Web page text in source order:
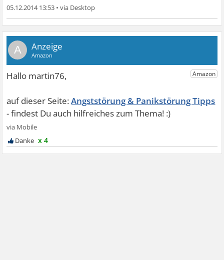
05.12.2014 13:53 •
A
Angststörung & Panikstörung Tipps
x 4